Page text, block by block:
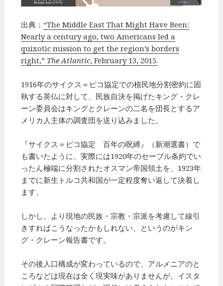
出典： “The Middle East That Might Have Been:
Nearly a century ago, two Americans led a
quixotic mission to get the region’s borders
right,” The Atlantic, February 13, 2015.
1916年のサイクス＝ピコ協定での植民地分割密約に固
執する英仏に対して、民族自決を掲げたキング・クレ
ーン委員会はキングとクレーンの二名を団長とするア
メリカ人主体の調査団を送り込みました。
『サイクス＝ピコ協定 百年の呪縛』（新潮選書）で
も書いたように、実際には1920年のセーブル条約でい
ったん極端に分割されたオスマン帝国領土を、1923年
までに新生トルコ共和国が一定程度奪い返して決着し
ます。
しかし、より現地の民族・宗教・宗派を考慮して線引
きすればこうなったかもしれない、というのがキン
グ・クレーン報告書です。
その後人口構成が変わっているので、アルメニアのと
ころなどは現在は全く現実味がありませんが。イスタ